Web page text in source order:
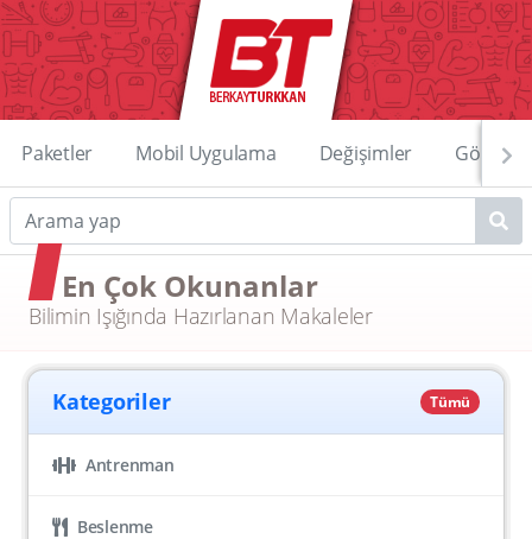
Paketler Mobil Uygulama Değişimler
En Çok Okunanlar
Bilimin Işığında Hazırlanan Makaleler
Kategoriler Tümü
Antrenman
Beslenme